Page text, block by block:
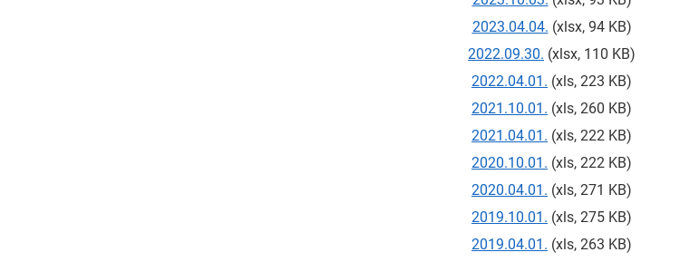
2023.04.04. (xlsx, 94 KB)
2022.09.30. (xlsx, 110 KB)
2022.04.01. (xls, 223 KB)
2021.10.01. (xls, 260 KB)
2021.04.01. (xls, 222 KB)
2020.10.01. (xls, 222 KB)
2020.04.01. (xls, 271 KB)
2019.10.01. (xls, 275 KB)
2019.04.01. (xls, 263 KB)